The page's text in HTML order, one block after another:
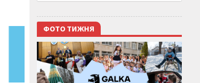
ФОТО ТИЖНЯ